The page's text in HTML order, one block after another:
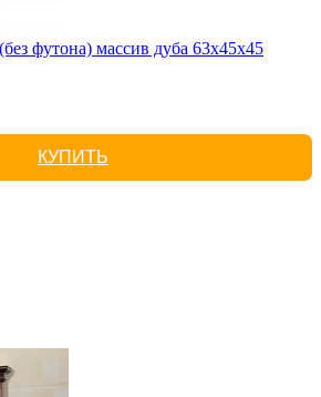
футона) массив дуба 63х45х45
КУПИТЬ